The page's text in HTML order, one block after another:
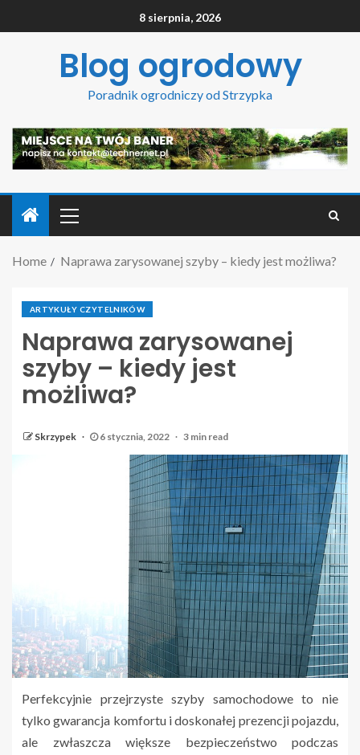
8 sierpnia, 2026
Blog ogrodowy
Poradnik ogrodniczy od Strzypka
Home Naprawa zarysowanej szyby – kiedy jest możliwa?
ARTYKUŁY CZYTELNIKÓW
Naprawa zarysowanej
szyby – kiedy jest
możliwa?
Skrzypek 6 stycznia, 2022 3 min read
Perfekcyjnie przejrzyste szyby samochodowe to nie
tylko gwarancja komfortu i doskonałej prezencji pojazdu,
ale zwłaszcza większe bezpieczeństwo podczas